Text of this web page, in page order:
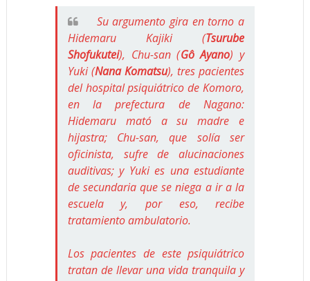
Su argumento gira en torno a
Hidemaru Kajiki (Tsurube
Shofukutei), Chu-san (Gô Ayano) y
Yuki (Nana Komatsu), tres pacientes
del hospital psiquiátrico de Komoro,
en la prefectura de Nagano:
Hidemaru mató a su madre e
hijastra; Chu-san, que solía ser
oficinista, sufre de alucinaciones
auditivas; y Yuki es una estudiante
de secundaria que se niega a ir a la
escuela y, por eso, recibe
tratamiento ambulatorio.
Los pacientes de este psiquiátrico
tratan de llevar una vida tranquila y